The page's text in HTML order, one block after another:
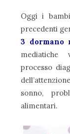
Oggi i
precedenti
3 dormano
mediatiche
processo
sonno,
alimentari.